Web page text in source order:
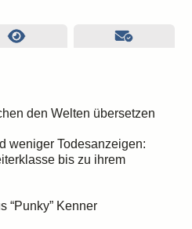
den Welten übersetzen
weniger Todesanzeigen:
bis zu ihrem
“Punky” Kenner